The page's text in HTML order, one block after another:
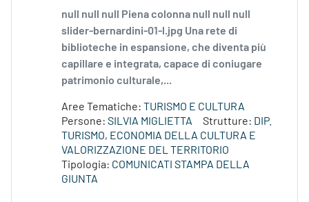
null null null Piena colonna null null null
slider-bernardini-01-l.jpg Una rete di
biblioteche in espansione, che diventa più
capillare e integrata, capace di coniugare
patrimonio culturale,...
Aree Tematiche: TURISMO E CULTURA
Persone: SILVIA MIGLIETTA Strutture: DIP.
TURISMO, ECONOMIA DELLA CULTURA E
VALORIZZAZIONE DEL TERRITORIO
Tipologia: COMUNICATI STAMPA DELLA
GIUNTA